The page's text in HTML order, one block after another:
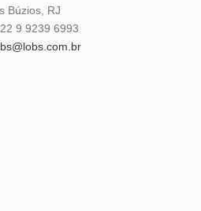
Búzios, RJ
9 9239 6993